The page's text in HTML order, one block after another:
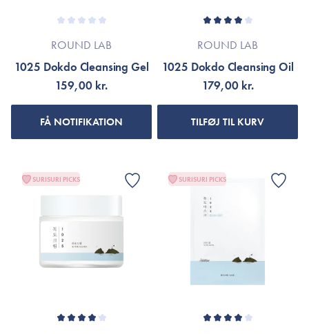
ROUND LAB
1025 Dokdo Cleansing Gel
159,00 kr.
FÅ NOTIFIKATION
ROUND LAB
1025 Dokdo Cleansing Oil
179,00 kr.
TILFØJ TIL KURV
SURISURI PICKS SURISURI PICKS